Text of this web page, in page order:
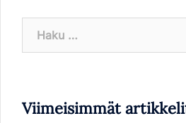
Viimeisimmät